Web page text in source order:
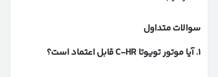
سوالات متداول
۱.آیا موتور تویوتا قابل اعتماد است؟